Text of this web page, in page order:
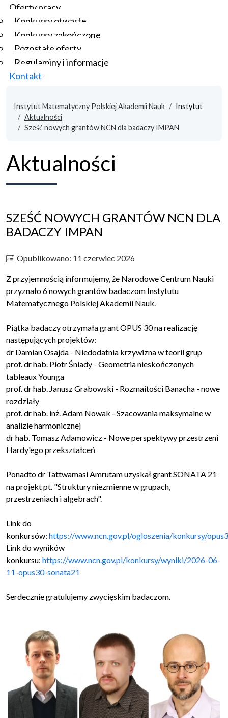
Oferty pracy
Konkursy otwarte
Konkursy zakończone
Pozostałe oferty
Regulaminy i informacje
Kontakt
Instytut Matematyczny Polskiej Akademii Nauk
Instytut
Aktualności
Sześć nowych grantów NCN dla badaczy IMPAN
Aktualności
SZEŚĆ NOWYCH GRANTÓW NCN DLA
BADACZY IMPAN
Opublikowano: 11 czerwiec 2026
Z przyjemnością informujemy, że Narodowe Centrum Nauki
przyznało 6 nowych grantów badaczom Instytutu
Matematycznego Polskiej Akademii Nauk.
Piątka badaczy otrzymała grant OPUS 30 na realizację
następujących projektów:
dr Damian Osajda - Niedodatnia krzywizna w teorii grup
prof. dr hab. Piotr Śniady - Geometria nieskończonych
tableaux Younga
prof. dr hab. Janusz Grabowski - Rozmaitości Banacha - nowe
rozdziały
prof. dr hab. inż. Adam Nowak - Szacowania maksymalne w
analizie harmonicznej
dr hab. Tomasz Adamowicz - Nowe perspektywy przestrzeni
Hardy'ego przekształceń
Ponadto dr Tattwamasi Amrutam uzyskał grant SONATA 21
na projekt pt. "Struktury niezmienne w grupach,
przestrzeniach i algebrach".
Link do
konkursów: https://www.ncn.gov.pl/ogloszenia/konkursy/
Link do wyników
konkursu: https://www.ncn.gov.pl/konkursy/wyniki/2026-06-
11-opus30-sonata21
Serdecznie gratulujemy zwycięskim badaczom.